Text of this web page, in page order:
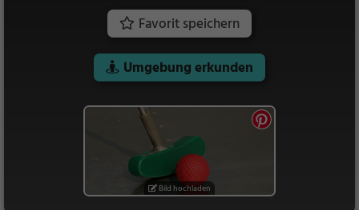
Favorit speichern
Umgebung erkunden
Bild hochladen